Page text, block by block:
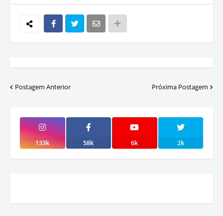
Postagem Anterior Próxima Postagem
133k 58k 6k 2k